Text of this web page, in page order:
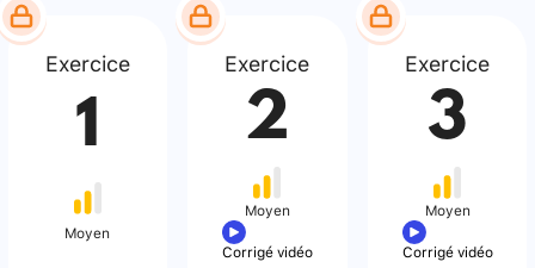
Exercice
1
Moyen
Exercice
2
Moyen
Corrigé vidéo
Exercice
3
Moyen
Corrigé vidéo